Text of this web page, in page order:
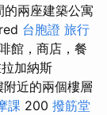
兩座建築公寓
台胞證 旅行
館，商店，餐
加納斯
附近的兩個樓層
課 200 撥筋堂